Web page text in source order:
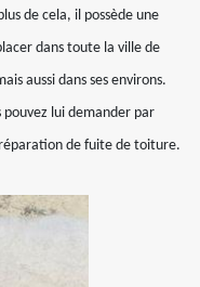
de cela, il possède une
dans toute la ville de
aussi dans ses environs.
lui demander par
de fuite de toiture.